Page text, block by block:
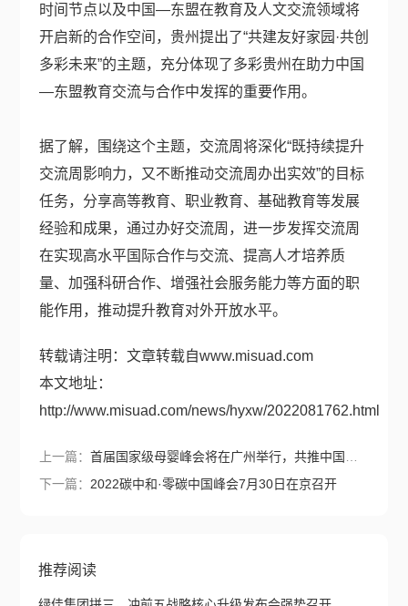
时间节点以及中国—东盟在教育及人文交流领域将
开启新的合作空间，贵州提出了“共建友好家园·共创
多彩未来”的主题，充分体现了多彩贵州在助力中国
—东盟教育交流与合作中发挥的重要作用。
据了解，围绕这个主题，交流周将深化“既持续提升
交流周影响力，又不断推动交流周办出实效”的目标
任务，分享高等教育、职业教育、基础教育等发展
经验和成果，通过办好交流周，进一步发挥交流周
在实现高水平国际合作与交流、提高人才培养质
量、加强科研合作、增强社会服务能力等方面的职
能作用，推动提升教育对外开放水平。
转载请注明：文章转载自www.misuad.com
本文地址：
http://www.misuad.com/news/hyxw/2022081762.html
上一篇： 首届国家级母婴峰会将在广州举行，共推中国母婴产业高质量发
下一篇： 2022碳中和·零碳中国峰会7月30日在京召开
推荐阅读